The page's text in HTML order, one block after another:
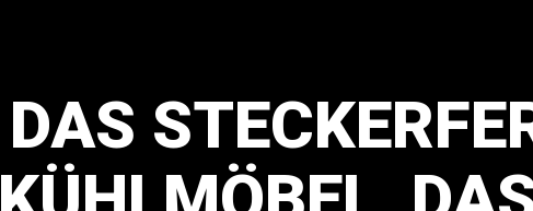
DAS